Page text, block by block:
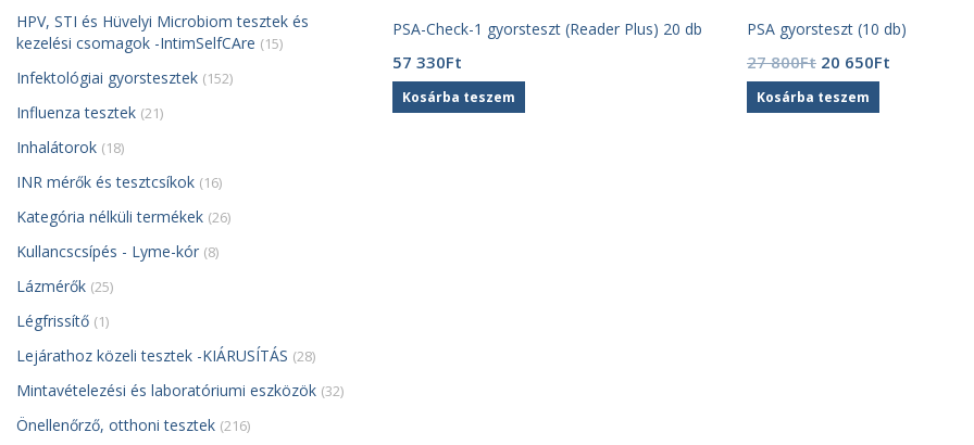
PSA-Check-1 gyorsteszt (Reader Plus) 20 db
57 330Ft
Kosárba teszem
PSA gyorsteszt (10 db)
27 800Ft Original
price
was:
20 650FtCurrent
Kosárba teszem
HPV, STI és Hüvelyi Microbiom tesztek és
kezelési csomagok -IntimSelfCAre (15)
Infektológiai gyorstesztek (152)
Influenza tesztek (21)
Inhalátorok (18)
INR mérők és tesztcsíkok (16)
Kategória nélküli termékek (26)
Kullancscsípés - Lyme-kór (8)
Lázmérők (25)
Légfrissítő (1)
Lejárathoz közeli tesztek -KIÁRUSÍTÁS (28)
Mintavételezési és laboratóriumi eszközök (32)
Önellenőrző, otthoni tesztek (216)